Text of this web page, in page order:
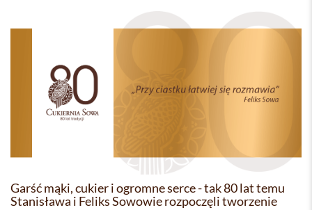
Garść mąki, cukier i ogromne serce - tak 80 lat temu
Stanisława i Feliks Sowowie rozpoczęli tworzenie